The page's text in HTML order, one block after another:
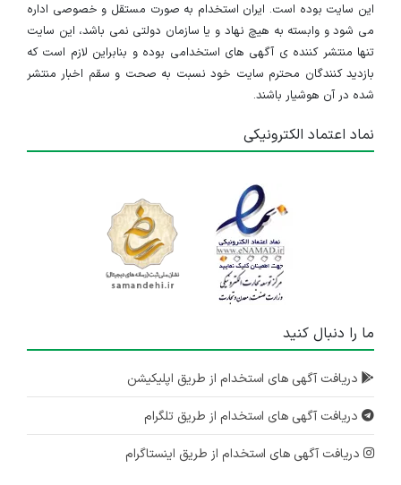
این سایت بوده است. ایران استخدام به صورت مستقل و خصوصی اداره
می شود و وابسته به هیچ نهاد و یا سازمان دولتی نمی باشد، این سایت
تنها منتشر کننده ی آگهی های استخدامی بوده و بنابراین لازم است که
بازدید کنندگان محترم سایت خود نسبت به صحت و سقم اخبار منتشر
شده در آن هوشیار باشند.
نماد اعتماد الکترونیکی
ما را دنبال کنید
دریافت آگهی های استخدام از طریق اپلیکیشن
دریافت آگهی های استخدام از طریق تلگرام
دریافت آگهی های استخدام از طریق اینستاگرام